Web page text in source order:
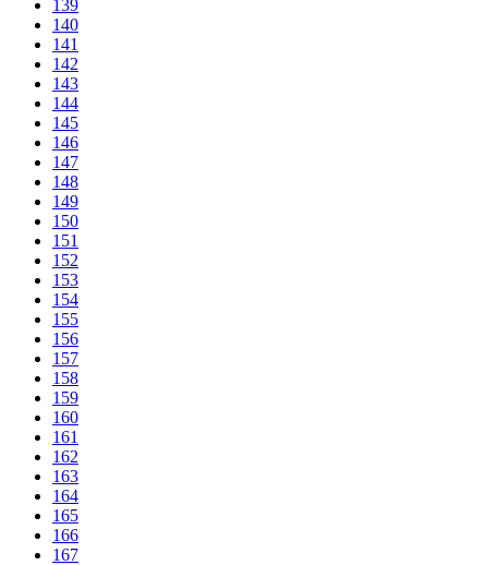
139
140
141
142
143
144
145
146
147
148
149
150
151
152
153
154
155
156
157
158
159
160
161
162
163
164
165
166
167